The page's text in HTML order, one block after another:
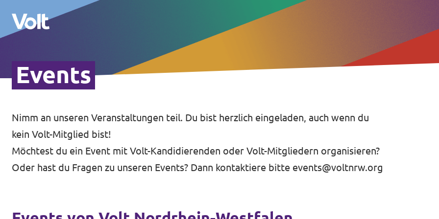
Volt in Nordrhein-Westfalen
Teams vor Ort in NRW
Volt in Deutschland
Programm
Über Volt
Menschen
Events
Nimm an unseren Veranstaltungen teil. Du bist herzlich eingeladen, auch wenn du
kein Volt-Mitglied bist!
Möchtest du ein Event mit Volt-Kandidierenden oder Volt-Mitgliedern organisieren?
Oder hast du Fragen zu unseren Events? Dann kontaktiere bitte events@voltnrw.org